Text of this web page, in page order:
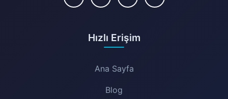
Hızlı Erişim
Ana Sayfa
Blog